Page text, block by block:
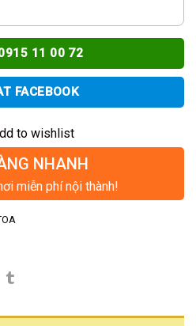
11 00 72
FACEBOOK
to wishlist
NHANH
miễn phí nội thành!